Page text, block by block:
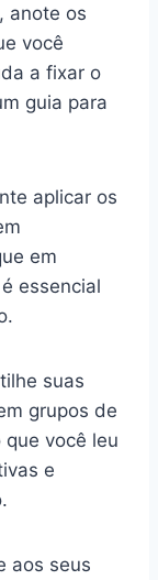
anote os
você
a fixar o
guia para
aplicar os
em
essencial
suas
grupos de
você leu
e
aos seus